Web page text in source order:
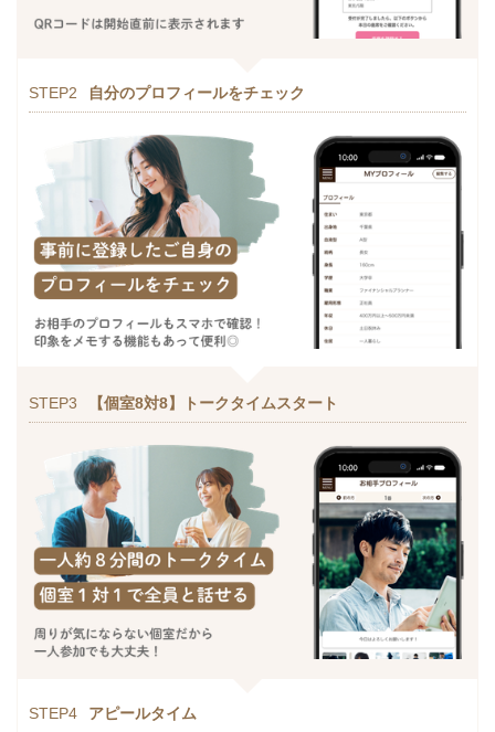
STEP2 自分のプロフィールをチェック
STEP3 【個室8対8】トークタイムスタート
STEP4 アピールタイム